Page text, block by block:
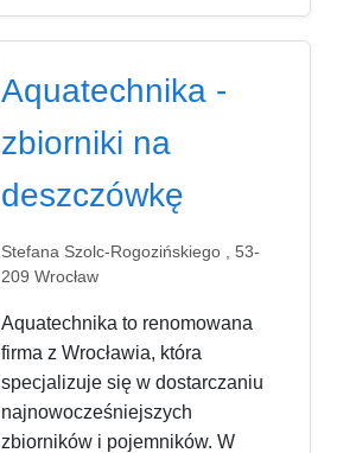
Aquatechnika -
zbiorniki na
deszczówkę
Stefana Szolc-Rogozińskiego , 53-
209 Wrocław
Aquatechnika to renomowana
firma z Wrocławia, która
specjalizuje się w dostarczaniu
najnowocześniejszych
zbiorników i pojemników. W